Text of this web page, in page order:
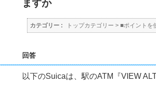
ますか
カテゴリー : トップカテゴリー > ■ポイントを
回答
以下のSuicaは、駅のATM『VIEW